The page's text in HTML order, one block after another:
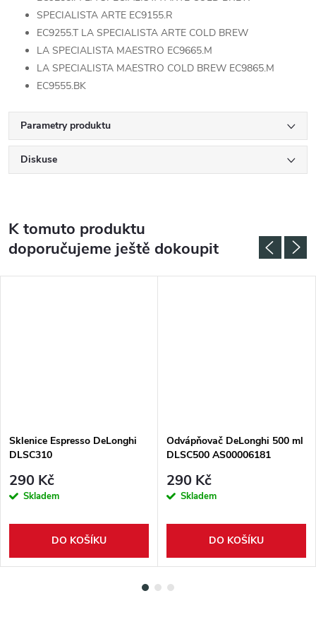
SPECIALISTA ARTE EC9155.R
EC9255.T LA SPECIALISTA ARTE COLD BREW
LA SPECIALISTA MAESTRO EC9665.M
LA SPECIALISTA MAESTRO COLD BREW EC9865.M
EC9555.BK
Parametry produktu
Diskuse
K tomuto produktu
doporučujeme ještě dokoupit
Sklenice Espresso DeLonghi
DLSC310
290 Kč
Skladem
DO KOŠÍKU
Odvápňovač DeLonghi 500 ml
DLSC500 AS00006181
290 Kč
Skladem
DO KOŠÍKU